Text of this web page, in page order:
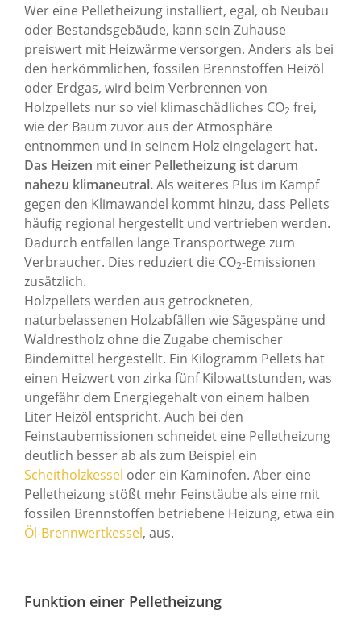
Wer eine Pelletheizung installiert, egal, ob Neubau
oder Bestandsgebäude, kann sein Zuhause
preiswert mit Heizwärme versorgen. Anders als bei
den herkömmlichen, fossilen Brennstoffen Heizöl
oder Erdgas, wird beim Verbrennen von
Holzpellets nur so viel klimaschädliches CO2 frei,
wie der Baum zuvor aus der Atmosphäre
entnommen und in seinem Holz eingelagert hat.
Das Heizen mit einer Pelletheizung ist darum
nahezu klimaneutral.Als weiteres Plus im Kampf
gegen den Klimawandel kommt hinzu, dass Pellets
häufig regional hergestellt und vertrieben werden.
Dadurch entfallen lange Transportwege zum
Verbraucher. Dies reduziert die CO2-Emissionen
zusätzlich.
Holzpellets werden aus getrockneten,
naturbelassenen Holzabfällen wie Sägespäne und
Waldrestholz ohne die Zugabe chemischer
Bindemittel hergestellt. Ein Kilogramm Pellets hat
einen Heizwert von zirka fünf Kilowattstunden, was
ungefähr dem Energiegehalt von einem halben
Liter Heizöl entspricht. Auch bei den
Feinstaubemissionen schneidet eine Pelletheizung
deutlich besser ab als zum Beispiel ein
Scheitholzkessel oder ein Kaminofen. Aber eine
Pelletheizung stößt mehr Feinstäube als eine mit
fossilen Brennstoffen betriebene Heizung, etwa ein
Öl-Brennwertkessel, aus.
Funktion einer Pelletheizung